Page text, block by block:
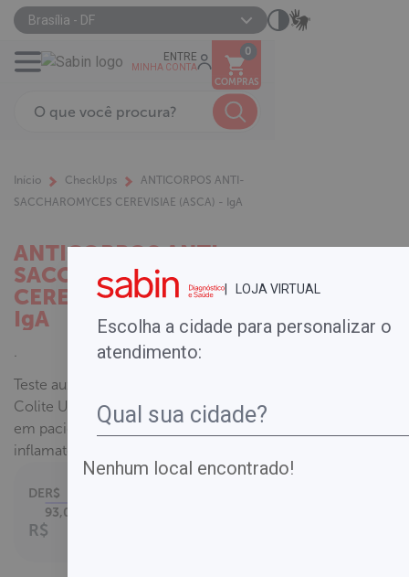
Brasília - DF
ENTRE
MINHA CONTA
COMPRAS
0
Início CheckUps
ANTICORPOS ANTI-
SACCHAROMYCES CEREVISIAE (ASCA) - IgA
ANTICORPOS ANTI-
SACCHAROMYCES
CEREVISIAE (ASCA) -
IgA
Teste auxiliar na distinção entre
Colite Ulcerativa e Doença de Crohn
em pacientes com doença
inflamatória intestinal diagnosticada.
DER$
93,00
R$
| LOJA VIRTUAL
Escolha a cidade para personalizar o
atendimento:
Nenhum local encontrado!